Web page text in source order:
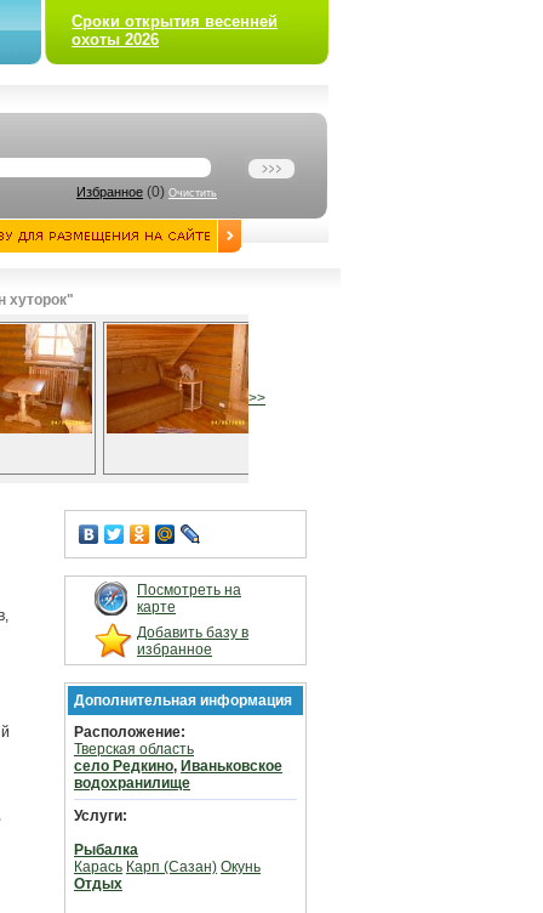
Сроки открытия весенней
охоты 2026
Избранное (0) Очистить
хуторок"
>>
Посмотреть на
карте
Добавить базу в
избранное
Дополнительная информация
Расположение:
Тверская область
село Редкино, Иваньковское
водохранилище
Услуги:
Рыбалка
Карась Карп (Сазан) Окунь
Отдых